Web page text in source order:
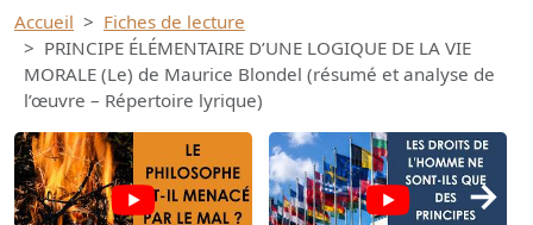
Accueil
Fiches de lecture
PRINCIPE ÉLÉMENTAIRE D’UNE LOGIQUE DE LA VIE
MORALE (Le) de Maurice Blondel (résumé et analyse de
l’œuvre – Répertoire lyrique)
→